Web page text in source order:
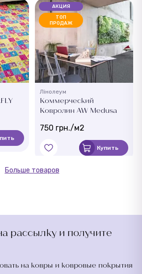
АКЦИЯ
ТОП
ПРОДАЖ
Лінолеум
Коммерческий
Ковролин AW Medusa
750 грн./м2
Купить
Больше товаров
рассылку и получите
на ковры и ковровые покрытия